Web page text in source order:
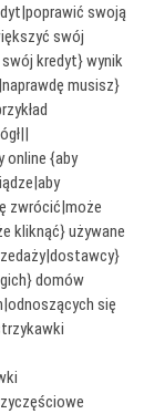
swoją
swój
kredyt} wynik
musisz}
online {aby
zwrócić|może
kliknąć} używane
domów
się